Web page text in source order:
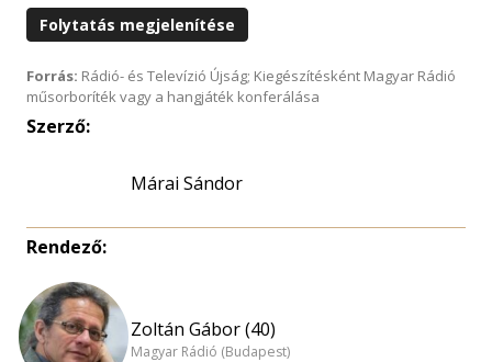
Folytatás megjelenítése
Forrás: Rádió- és Televízió Újság; Kiegészítésként Magyar Rádió
műsorboríték vagy a hangjáték konferálása
Szerző:
Márai Sándor
Rendező:
Zoltán Gábor (40)
Magyar Rádió (Budapest)